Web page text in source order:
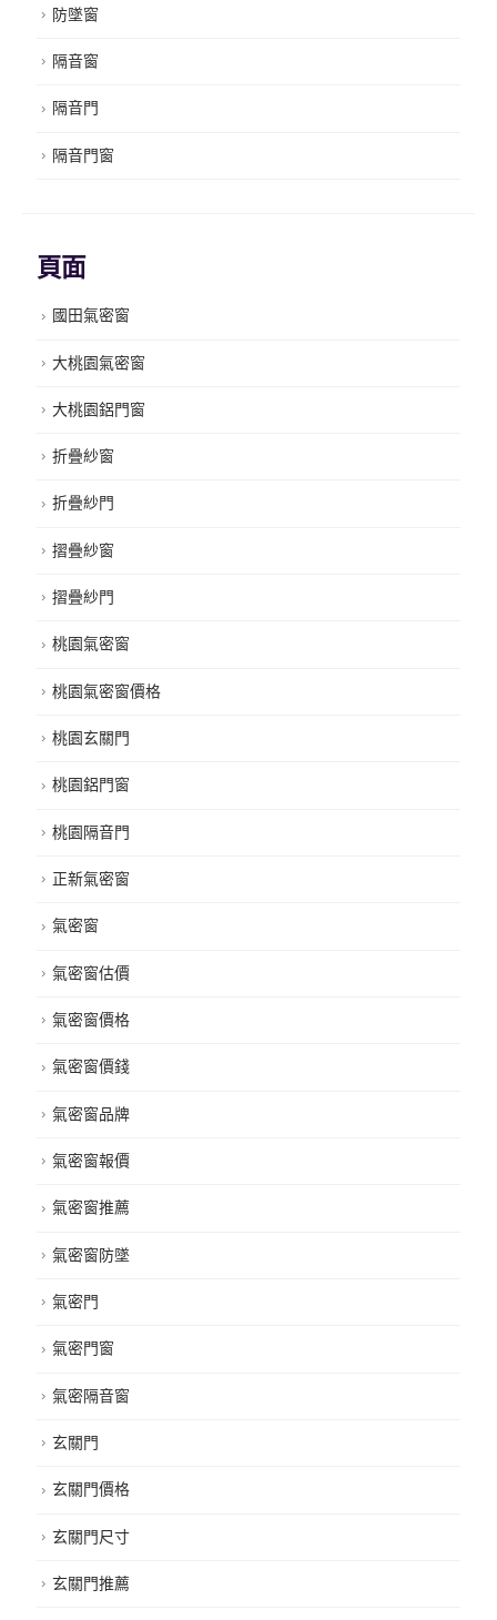
防墜窗
隔音窗
隔音門
隔音門窗
頁面
國田氣密窗
大桃園氣密窗
大桃園鋁門窗
折疊紗窗
折疊紗門
摺疊紗窗
摺疊紗門
桃園氣密窗
桃園氣密窗價格
桃園玄關門
桃園鋁門窗
桃園隔音門
正新氣密窗
氣密窗
氣密窗估價
氣密窗價格
氣密窗價錢
氣密窗品牌
氣密窗報價
氣密窗推薦
氣密窗防墜
氣密門
氣密門窗
氣密隔音窗
玄關門
玄關門價格
玄關門尺寸
玄關門推薦